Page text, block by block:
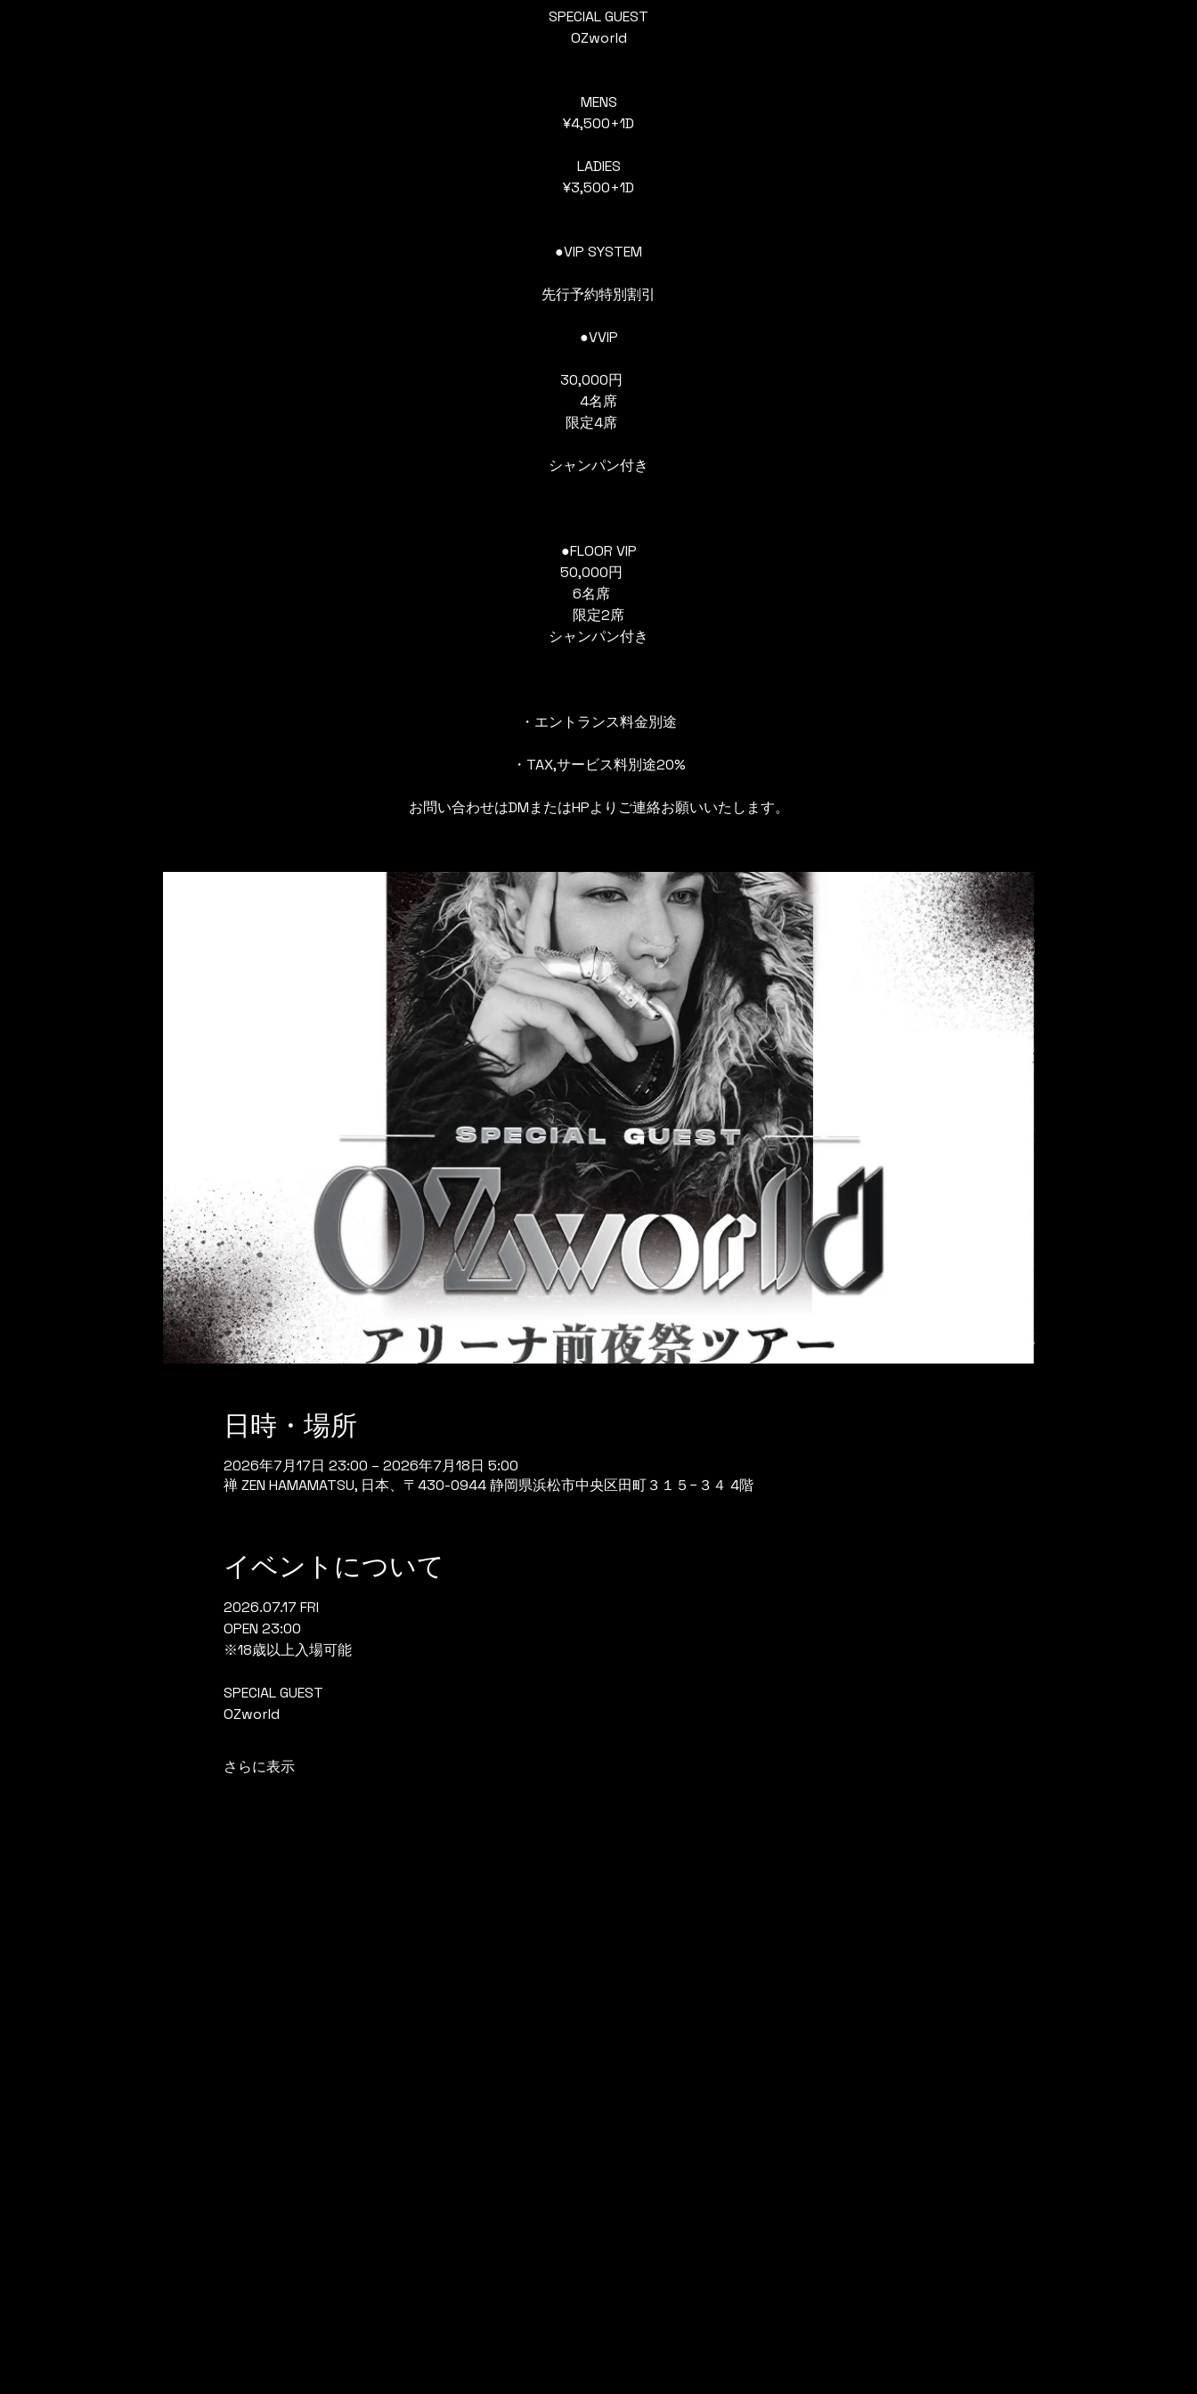
SPECIAL GUEST
OZworld
MENS
¥4,500+1D
LADIES
¥3,500+1D
●VIP SYSTEM
先行予約特別割引
●VVIP
30,000円
4名席
限定4席
シャンパン付き
●FLOOR VIP
50,000円
6名席
限定2席
シャンパン付き
・エントランス料金別途
・TAX,サービス料別途20%
お問い合わせはDMまたはHPよりご連絡お願いいたします。
日時・場所
2026年7月17日 23:00 – 2026年7月18日 5:00
禅 ZEN HAMAMATSU, 日本、〒430-0944 静岡県浜松市中央区田町３１５−３４ 4階
イベントについて
2026.07.17 FRI
OPEN 23:00
※18歳以上入場可能
SPECIAL GUEST
OZworld
さらに表示